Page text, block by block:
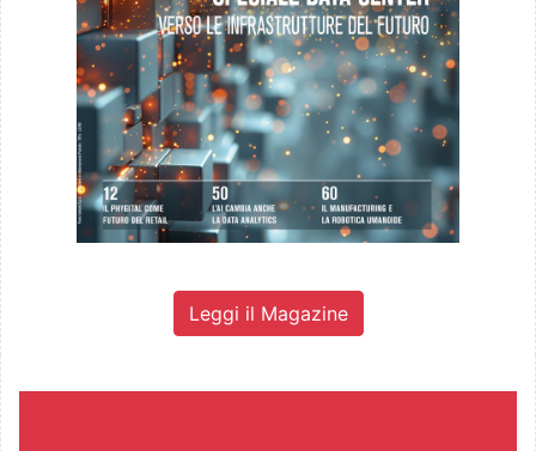
Leggi il Magazine